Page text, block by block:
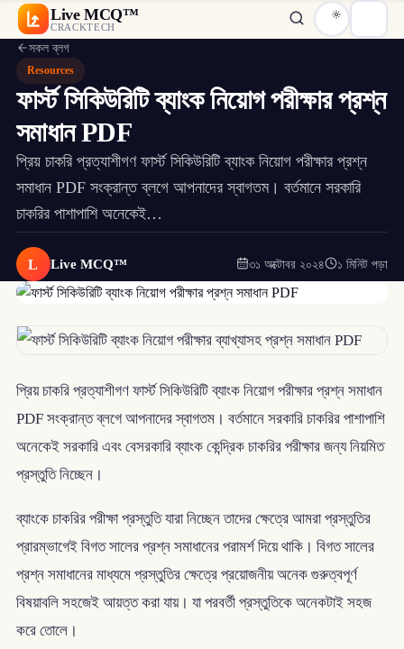
Live MCQ™
CRACKTECH
সকল ব্লগ
Resources
ফার্স্ট সিকিউরিটি ব্যাংক নিয়োগ পরীক্ষার প্রশ্ন
সমাধান PDF
প্রিয় চাকরি প্রত্যাশীগণ ফার্স্ট সিকিউরিটি ব্যাংক নিয়োগ পরীক্ষার প্রশ্ন
সমাধান PDF সংক্রান্ত ব্লগে আপনাদের স্বাগতম। বর্তমানে সরকারি
চাকরির পাশাপাশি অনেকেই…
L Live MCQ™ ৩১ অক্টোবর ২০২৪ ১ মিনিট পড়া
প্রিয় চাকরি প্রত্যাশীগণ ফার্স্ট সিকিউরিটি ব্যাংক নিয়োগ পরীক্ষার প্রশ্ন সমাধান
PDF সংক্রান্ত ব্লগে আপনাদের স্বাগতম। বর্তমানে সরকারি চাকরির পাশাপাশি
অনেকেই সরকারি এবং বেসরকারি ব্যাংক কেন্দ্রিক চাকরির পরীক্ষার জন্য নিয়মিত
প্রস্তুতি নিচ্ছেন।
ব্যাংকে চাকরির পরীক্ষা প্রস্তুতি যারা নিচ্ছেন তাদের ক্ষেত্রে আমরা প্রস্তুতির
প্রারম্ভাগেই বিগত সালের প্রশ্ন সমাধানের পরামর্শ দিয়ে থাকি। বিগত সালের
প্রশ্ন সমাধানের মাধ্যমে প্রস্তুতির ক্ষেত্রে প্রয়োজনীয় অনেক গুরুত্বপূর্ণ
বিষয়াবলি সহজেই আয়ত্ত করা যায়। যা পরবর্তী প্রস্তুতিকে অনেকটাই সহজ
করে তোলে।